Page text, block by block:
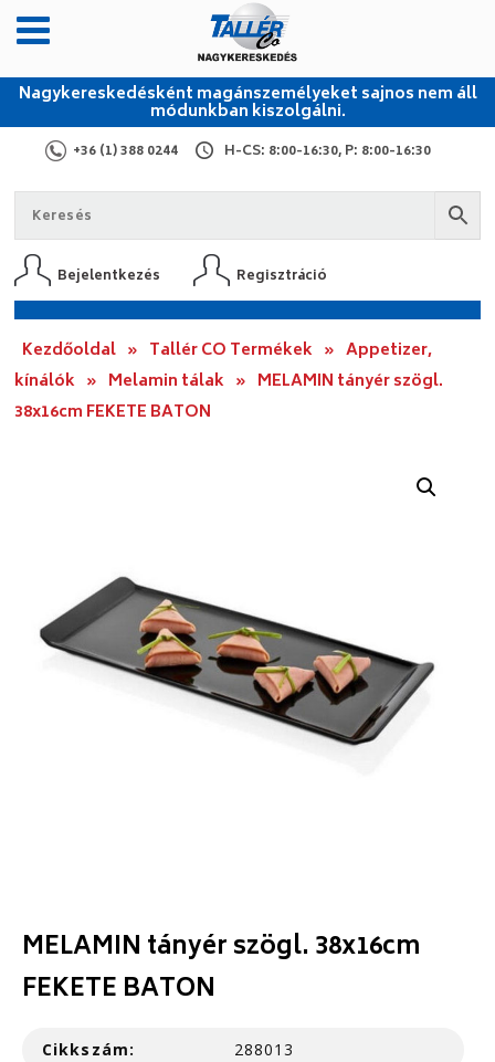
Nagykereskedésként magánszemélyeket sajnos nem áll
módunkban kiszolgálni.
+36 (1) 388 0244 H-CS: 8:00-16:30, P: 8:00-16:30
Bejelentkezés Regisztráció
Kezdőoldal » Tallér CO Termékek » Appetizer,
kínálók » Melamin tálak » MELAMIN tányér szögl.
38x16cm FEKETE BATON
MELAMIN tányér szögl. 38x16cm
FEKETE BATON
Cikkszám: 288013